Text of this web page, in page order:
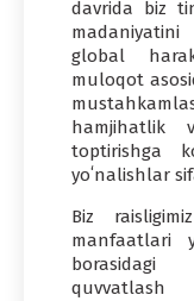
davrida biz
global
muloqot
hamjihatlik
toptirishga
yoʻnalishlar
Biz
manfaatlari
borasidagi
quvvatlash